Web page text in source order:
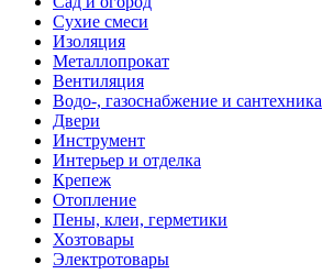
Сухие смеси
Изоляция
Металлопрокат
Вентиляция
Водо-, газоснабжение и сантехника
Двери
Инструмент
Интерьер и отделка
Крепеж
Отопление
Пены, клеи, герметики
Хозтовары
Электротовары